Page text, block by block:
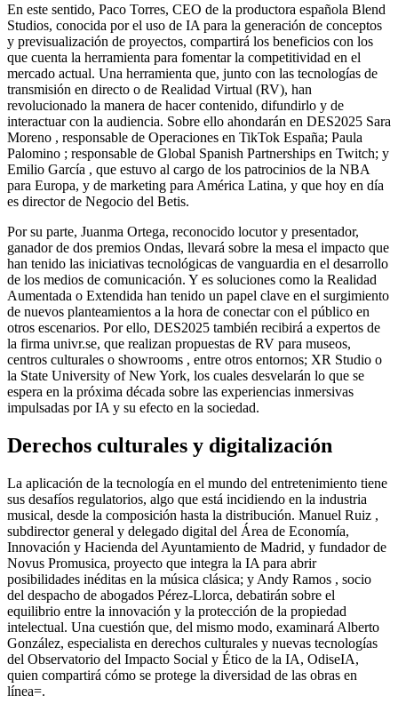
En este sentido, Paco Torres, CEO de la productora española Blend
Studios, conocida por el uso de IA para la generación de conceptos
y previsualización de proyectos, compartirá los beneficios con los
que cuenta la herramienta para fomentar la competitividad en el
mercado actual. Una herramienta que, junto con las tecnologías de
transmisión en directo o de Realidad Virtual (RV), han
revolucionado la manera de hacer contenido, difundirlo y de
interactuar con la audiencia. Sobre ello ahondarán en DES2025 Sara
Moreno , responsable de Operaciones en TikTok España; Paula
Palomino ; responsable de Global Spanish Partnerships en Twitch; y
Emilio García , que estuvo al cargo de los patrocinios de la NBA
para Europa, y de marketing para América Latina, y que hoy en día
es director de Negocio del Betis.
Por su parte, Juanma Ortega, reconocido locutor y presentador,
ganador de dos premios Ondas, llevará sobre la mesa el impacto que
han tenido las iniciativas tecnológicas de vanguardia en el desarrollo
de los medios de comunicación. Y es soluciones como la Realidad
Aumentada o Extendida han tenido un papel clave en el surgimiento
de nuevos planteamientos a la hora de conectar con el público en
otros escenarios. Por ello, DES2025 también recibirá a expertos de
la firma univr.se, que realizan propuestas de RV para museos,
centros culturales o showrooms , entre otros entornos; XR Studio o
la State University of New York, los cuales desvelarán lo que se
espera en la próxima década sobre las experiencias inmersivas
impulsadas por IA y su efecto en la sociedad.
Derechos culturales y digitalización
La aplicación de la tecnología en el mundo del entretenimiento tiene
sus desafíos regulatorios, algo que está incidiendo en la industria
musical, desde la composición hasta la distribución. Manuel Ruiz ,
subdirector general y delegado digital del Área de Economía,
Innovación y Hacienda del Ayuntamiento de Madrid, y fundador de
Novus Promusica, proyecto que integra la IA para abrir
posibilidades inéditas en la música clásica; y Andy Ramos , socio
del despacho de abogados Pérez-Llorca, debatirán sobre el
equilibrio entre la innovación y la protección de la propiedad
intelectual. Una cuestión que, del mismo modo, examinará Alberto
González, especialista en derechos culturales y nuevas tecnologías
del Observatorio del Impacto Social y Ético de la IA, OdiseIA,
quien compartirá cómo se protege la diversidad de las obras en
línea=.